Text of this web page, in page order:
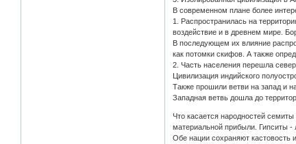
В современном плане более
1. Распространилась на
воздействие и в древнем мире.
В последующем их влияние
как потомки скифов. А также
2. Часть населения перешла
Цивилизация индийского
Также прошили ветви на запад и
Западная ветвь дошла до
Что касается народностей
материальной прибыли. Гипситы -
Обе нации сохраняют